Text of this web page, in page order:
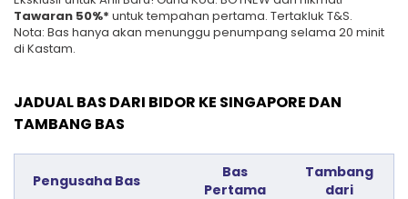
Tawaran 50%* untuk tempahan pertama. Tertakluk T&S.
Nota: Bas hanya akan menunggu penumpang selama 20 minit
di Kastam.
JADUAL BAS DARI BIDOR KE SINGAPORE DAN
TAMBANG BAS
Pengusaha Bas
Bas
Pertama
Tambang
dari